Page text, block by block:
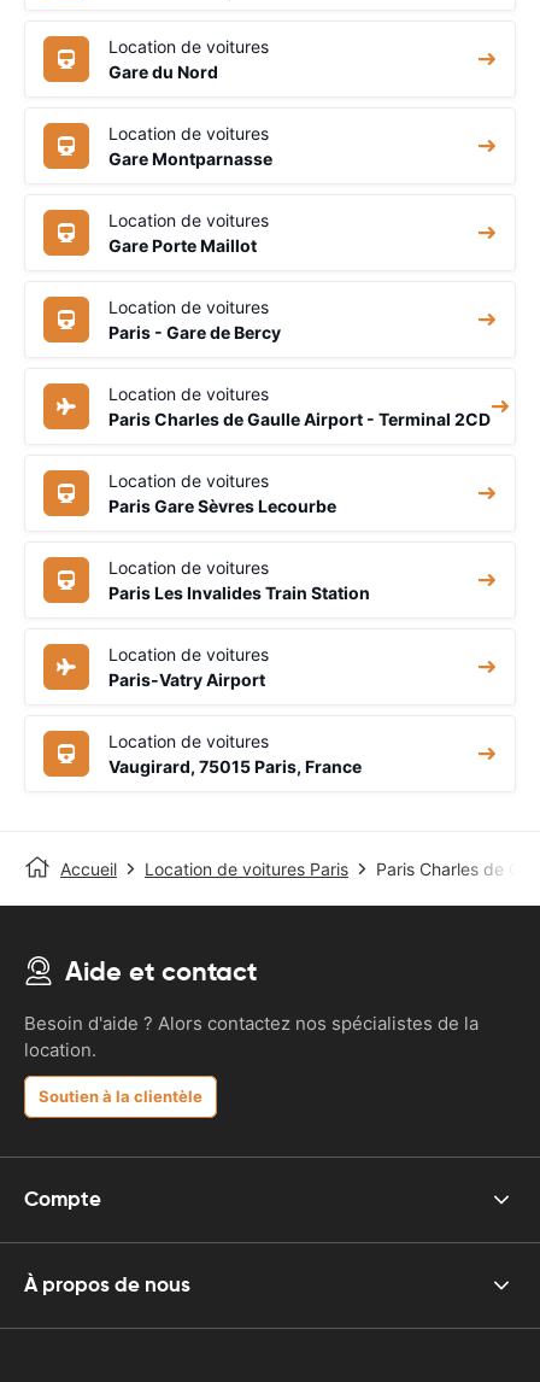
Location de voitures
Gare du Nord
Location de voitures
Gare Montparnasse
Location de voitures
Gare Porte Maillot
Location de voitures
Paris - Gare de Bercy
Location de voitures
Paris Charles de Gaulle Airport - Terminal 2CD
Location de voitures
Paris Gare Sèvres Lecourbe
Location de voitures
Paris Les Invalides Train Station
Location de voitures
Paris-Vatry Airport
Location de voitures
Vaugirard, 75015 Paris, France
Accueil Location de voitures Paris Paris Charles de
Aide et contact
Besoin d'aide ? Alors contactez nos spécialistes de la
location.
Soutien à la clientèle
Compte
À propos de nous